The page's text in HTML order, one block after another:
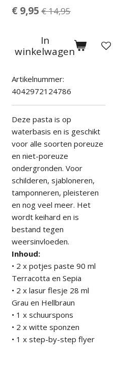
€ 9,95 € 14,95
In
winkelwagen
Artikelnummer:
4042972124786
Deze pasta is op
waterbasis en is geschikt
voor alle soorten poreuze
en niet-poreuze
ondergronden. Voor
schilderen, sjabloneren,
tamponneren, pleisteren
en nog veel meer. Het
wordt keihard en is
bestand tegen
weersinvloeden.
Inhoud:
• 2 x potjes paste 90 ml
Terracotta en Sepia
• 2 x lasur flesje 28 ml
Grau en Hellbraun
• 1 x schuurspons
• 2 x witte sponzen
• 1 x step-by-step flyer